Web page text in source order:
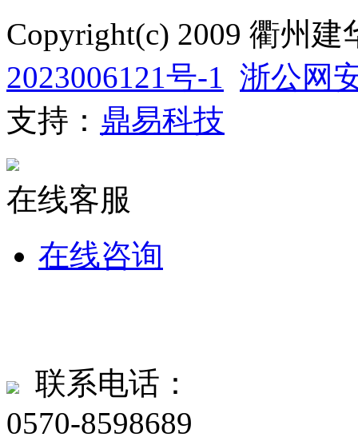
Copyright(c) 2009 衢州
2023006121号-1 浙公网
支持： 鼎易科技
在线客服
在线咨询
联系电话：
0570-8598689